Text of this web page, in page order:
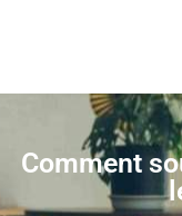
Comment